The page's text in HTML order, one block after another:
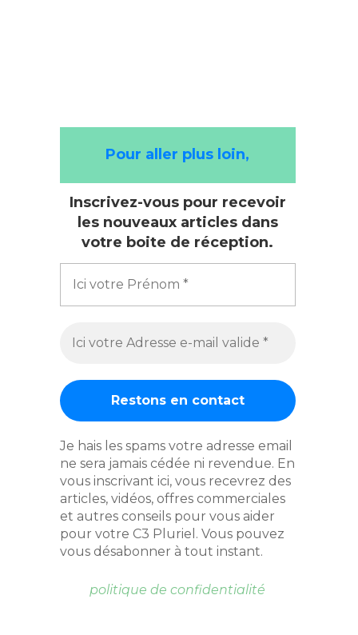
Pour aller plus loin,
Inscrivez-vous pour recevoir
les nouveaux articles dans
votre boite de réception.
Je hais les spams votre adresse email
ne sera jamais cédée ni revendue. En
vous inscrivant ici, vous recevrez des
articles, vidéos, offres commerciales
et autres conseils pour vous aider
pour votre C3 Pluriel. Vous pouvez
vous désabonner à tout instant.
politique de confidentialité